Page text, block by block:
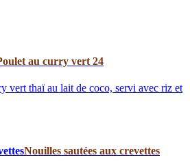
au curry vert 24
vert thaï au lait de coco, servi avec riz et
Nouilles sautées aux crevettes